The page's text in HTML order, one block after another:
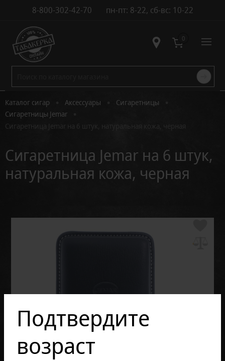
8-800-302-42-70 пн-пт: 8-22, сб-вс: 10-22
Контакты 0
Каталог сигар Аксессуары Сигаретницы
Сигаретницы Jemar
Сигаретница Jemar на 6 штук, натуральная кожа, черная
Сигаретница Jemar на 6 штук,
натуральная кожа, черная
Подтвердите
возраст